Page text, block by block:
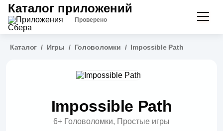
Каталог приложений
Проверено
Каталог / Игры / Головоломки / Impossible Path
Impossible Path
6+ Головоломки, Простые игры